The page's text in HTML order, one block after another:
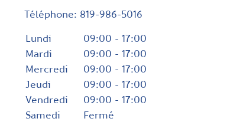
Téléphone: 819-986-5016
Lundi
09:00 - 17:00
Mardi
09:00 - 17:00
Mercredi
09:00 - 17:00
Jeudi
09:00 - 17:00
Vendredi
09:00 - 17:00
Samedi
Fermé